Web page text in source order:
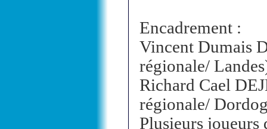
Encadrement :
Vincent Dumais
régionale/
Richard Cael
régionale/
Plusieurs joueurs